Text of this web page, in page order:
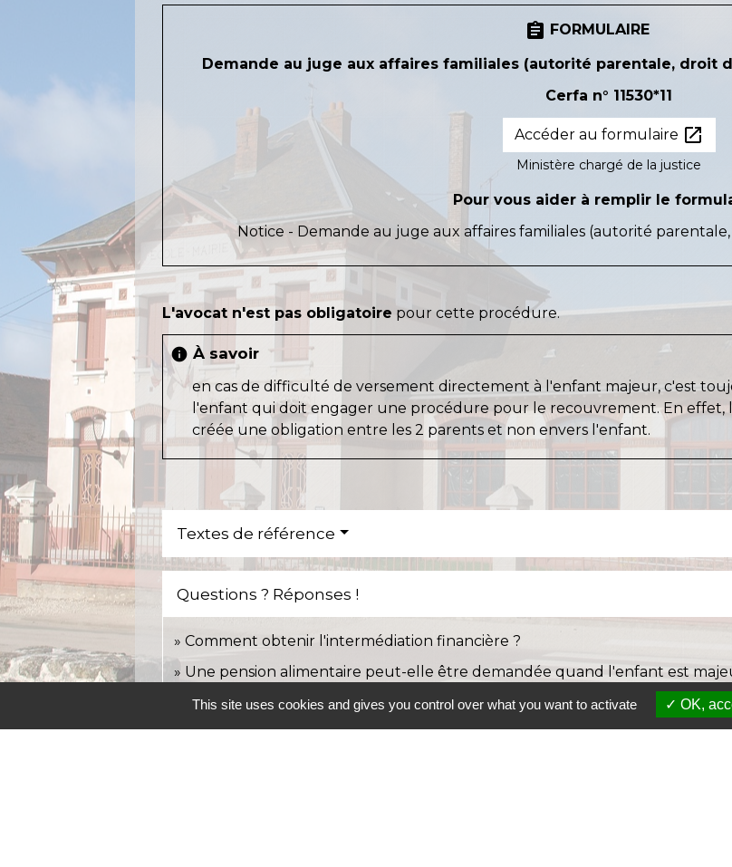
assignment FORMULAIRE
Demande au juge aux affaires familiales (autorité parentale, droit
Cerfa n° 11530*11
Accéder au formulaire open_in_new
Ministère chargé de la justice
Pour vous aider à remplir le
Notice - Demande au juge aux affaires familiales (autorité
L'avocat n'est pas obligatoire pour cette procédure.
info À savoir
en cas de difficulté de versement directement à l'enfant majeur, c'est
l'enfant qui doit engager une procédure pour le recouvrement. En effet,
créée une obligation entre les 2 parents et non envers l'enfant.
Textes de référence
Questions ? Réponses !
Comment obtenir l'intermédiation financière ?
Une pension alimentaire peut-elle être demandée quand l'enfant est
Doit-on encore verser une pension alimentaire à un enfant devenu majeur
This site uses cookies and gives you control over what you want to activate OK,